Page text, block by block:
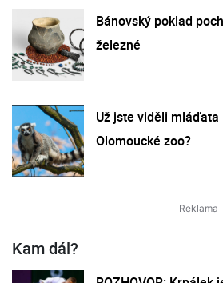
Bánovský poklad
železné
Už jste viděli
Olomoucké zoo?
Kam dál?